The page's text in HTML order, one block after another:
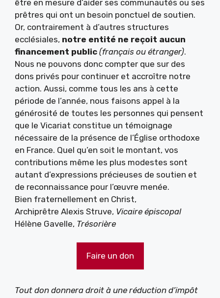
être en mesure d’aider ses communautés ou ses
prêtres qui ont un besoin ponctuel de soutien.
Or, contrairement à d’autres structures
ecclésiales, notre entité ne reçoit aucun
financement public (français ou étranger).
Nous ne pouvons donc compter que sur des
dons privés pour continuer et accroître notre
action. Aussi, comme tous les ans à cette
période de l’année, nous faisons appel à la
générosité de toutes les personnes qui pensent
que le Vicariat constitue un témoignage
nécessaire de la présence de l’Église orthodoxe
en France. Quel qu’en soit le montant, vos
contributions même les plus modestes sont
autant d’expressions précieuses de soutien et
de reconnaissance pour l’œuvre menée.
Bien fraternellement en Christ,
Archiprêtre Alexis Struve, Vicaire épiscopal
Hélène Gavelle, Trésorière
Faire un don
Tout don donnera droit à une réduction d’impôt